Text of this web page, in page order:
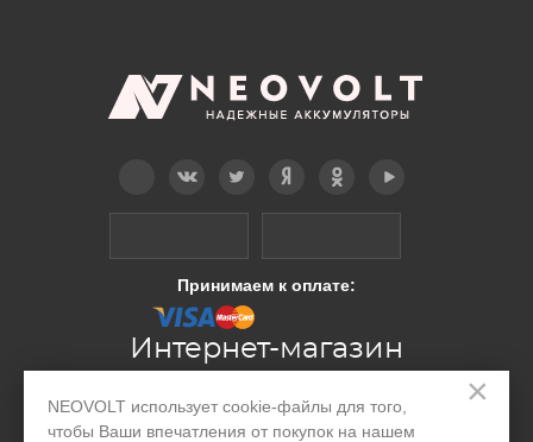
×
NEOVOLT использует cookie-файлы для того,
чтобы Ваши впечатления от покупок на нашем
Принимаем к оплате:
Интернет-магазин
Производство